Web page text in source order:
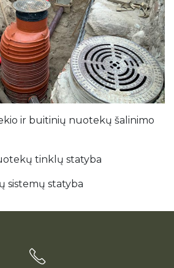
ir buitinių nuotekų šalinimo
tinklų statyba
sistemų statyba